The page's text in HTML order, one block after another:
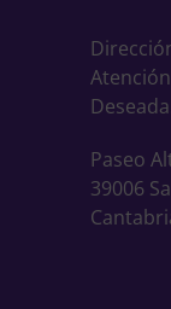
Paseo
39006